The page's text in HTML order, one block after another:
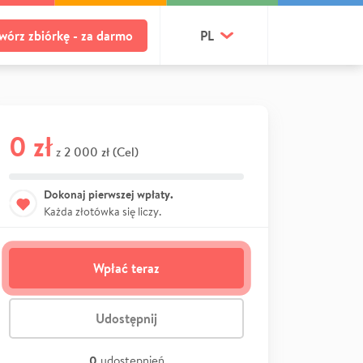
zbiórkę - za darmo PL
0 zł z 2 000 zł (Cel)
Dokonaj pierwszej wpłaty.
Każda złotówka się liczy.
Wpłać teraz
Udostępnij